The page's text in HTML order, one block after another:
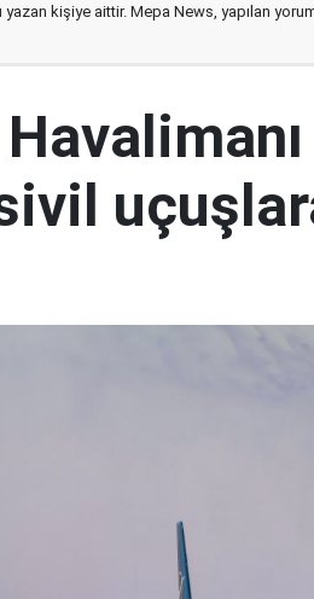
kişiye aittir. Mepa News, yapılan